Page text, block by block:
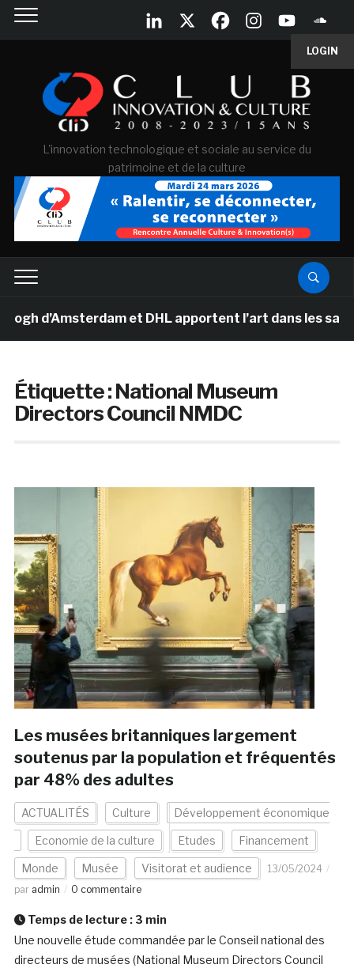
LOGIN
L'innovation technologique et sociale au service du
patrimoine et de la culture
d’Amsterdam et DHL apportent l’art dans les salles
Étiquette :National Museum
Directors Council NMDC
Les musées britanniques largement
soutenus par la population et fréquentés
par 48% des adultes
ACTUALITÉS Culture Développement économique
Economie de la culture Etudes Financement
Monde Musée Visitorat et audience
13/05/2024
par admin 0 commentaire
Temps de lecture : 3 min
Une nouvelle étude commandée par le Conseil national des
directeurs de musées (National Museum Directors Council